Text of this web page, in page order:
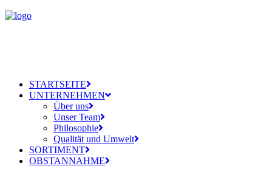
STARTSEITE
UNTERNEHMEN
Über uns
Unser Team
Philosophie
Qualität und Umwelt
SORTIMENT
OBSTANNAHME